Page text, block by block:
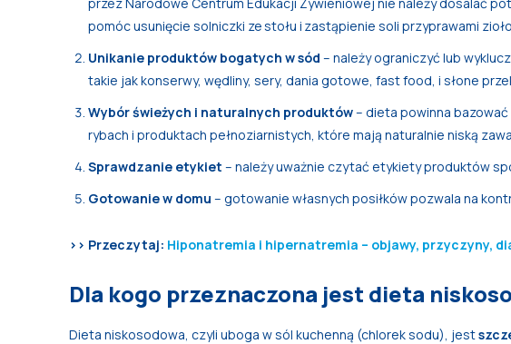
pomóc usunięcie solniczki ze stołu i zastąpienie soli przyprawami
Unikanie produktów bogatych w sód – należy ograniczyć lub
takie jak konserwy, wędliny, sery, dania gotowe, fast food, i słone
Wybór świeżych i naturalnych produktów– dieta powinna
rybach i produktach pełnoziarnistych, które mają naturalnie niską
Sprawdzanie etykiet – należy uważnie czytać etykiety produktów
Gotowanie w domu – gotowanie własnych posiłków pozwala na
>> Przeczytaj: Hiponatremia i hipernatremia – objawy, przyczyny,
Dla kogo przeznaczona jest dieta
Dieta niskosodowa, czyli uboga w sól kuchenną (chlorek sodu), jest